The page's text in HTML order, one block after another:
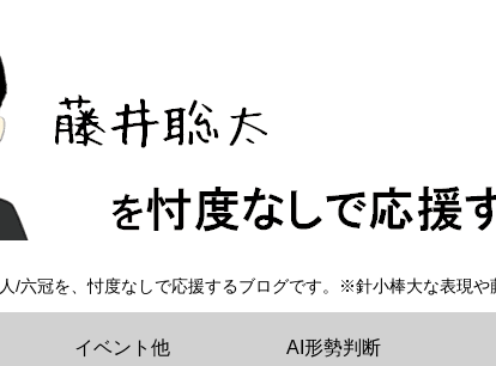
/六冠を、忖度なしで応援するブログです。※針小棒大な表現
イベント他 AI形勢判断